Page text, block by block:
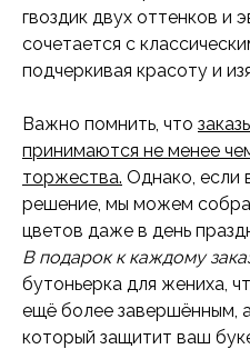
гвоздик двух оттенков и
сочетается с
подчеркивая красоту и
Важно помнить, что
принимаются не менее
торжества. Однако, если
решение, мы можем
цветов даже в день
В подарок к каждому
бутоньерка для жениха,
ещё более завершённым,
который защитит ваш